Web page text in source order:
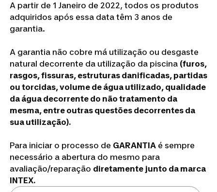
A partir de 1 Janeiro de 2022, todos os produtos
adquiridos após essa data têm 3 anos de
garantia.
A garantia não cobre má utilização ou desgaste
natural decorrente da utilização da piscina (furos,
rasgos, fissuras, estruturas danificadas, partidas
ou torcidas, volume de água utilizado, qualidade
da água decorrente do não tratamento da
mesma, entre outras questões decorrentes da
sua utilização).
Para iniciar o processo de GARANTIA é sempre
necessário a abertura do mesmo para
avaliação/reparação diretamente junto da marca
INTEX.